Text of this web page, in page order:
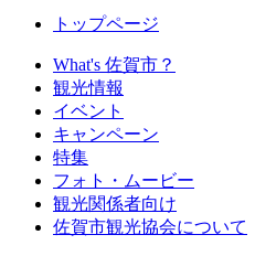
トップページ
What's 佐賀市？
観光情報
イベント
キャンペーン
特集
フォト・ムービー
観光関係者向け
佐賀市観光協会について